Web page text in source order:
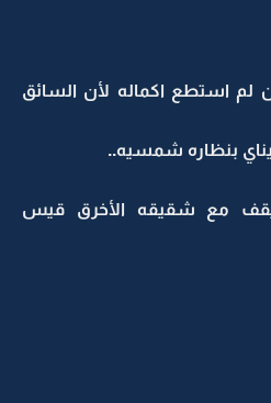
لم استطع اكماله لأن السائق
بنظاره شمسيه..
يقف مع شقيقه الأخرق قيس